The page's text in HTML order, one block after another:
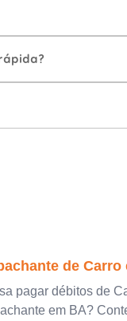
de Carro
pagar débitos de
em BA?